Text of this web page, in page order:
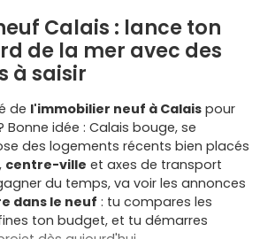
Calais : lance ton
de la mer avec des
à saisir
de l'immobilier neuf à Calais pour
Bonne idée : Calais bouge, se
des logements récents bien placés
, centre-ville et axes de transport
du temps, va voir les annonces
dans le neuf : tu compares les
ton budget, et tu démarres